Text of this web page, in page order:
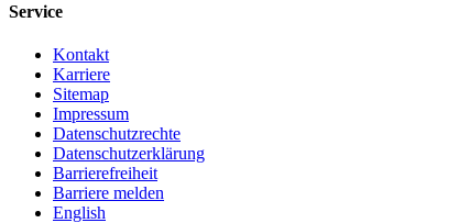
Service
Kontakt
Karriere
Sitemap
Impressum
Datenschutzrechte
Datenschutzerklärung
Barrierefreiheit
Barriere melden
English